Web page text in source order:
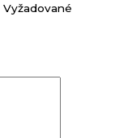
Vyžadované